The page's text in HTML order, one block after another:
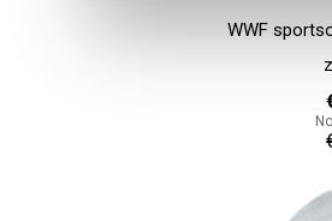
WWF
In Winkelwagen